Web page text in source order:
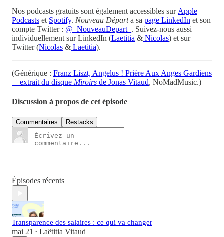
Nos podcasts gratuits sont également accessibles sur Apple
Podcasts et Spotify. Nouveau Départa sa page LinkedIn et son
compte Twitter : @_NouveauDepart_ . Suivez-nous aussi
individuellement sur LinkedIn (Laetitia & Nicolas) et sur
Twitter (Nicolas & Laetitia).
(Générique : Franz Liszt, Angelus ! Prière Aux Anges Gardiens
—extrait du disque Miroirs de Jonas Vitaud, NoMadMusic.)
Discussion à propos de cet épisode
Commentaires Restacks
Épisodes récents
Transparence des salaires : ce qui va changer
mai 21 • Laëtitia Vitaud